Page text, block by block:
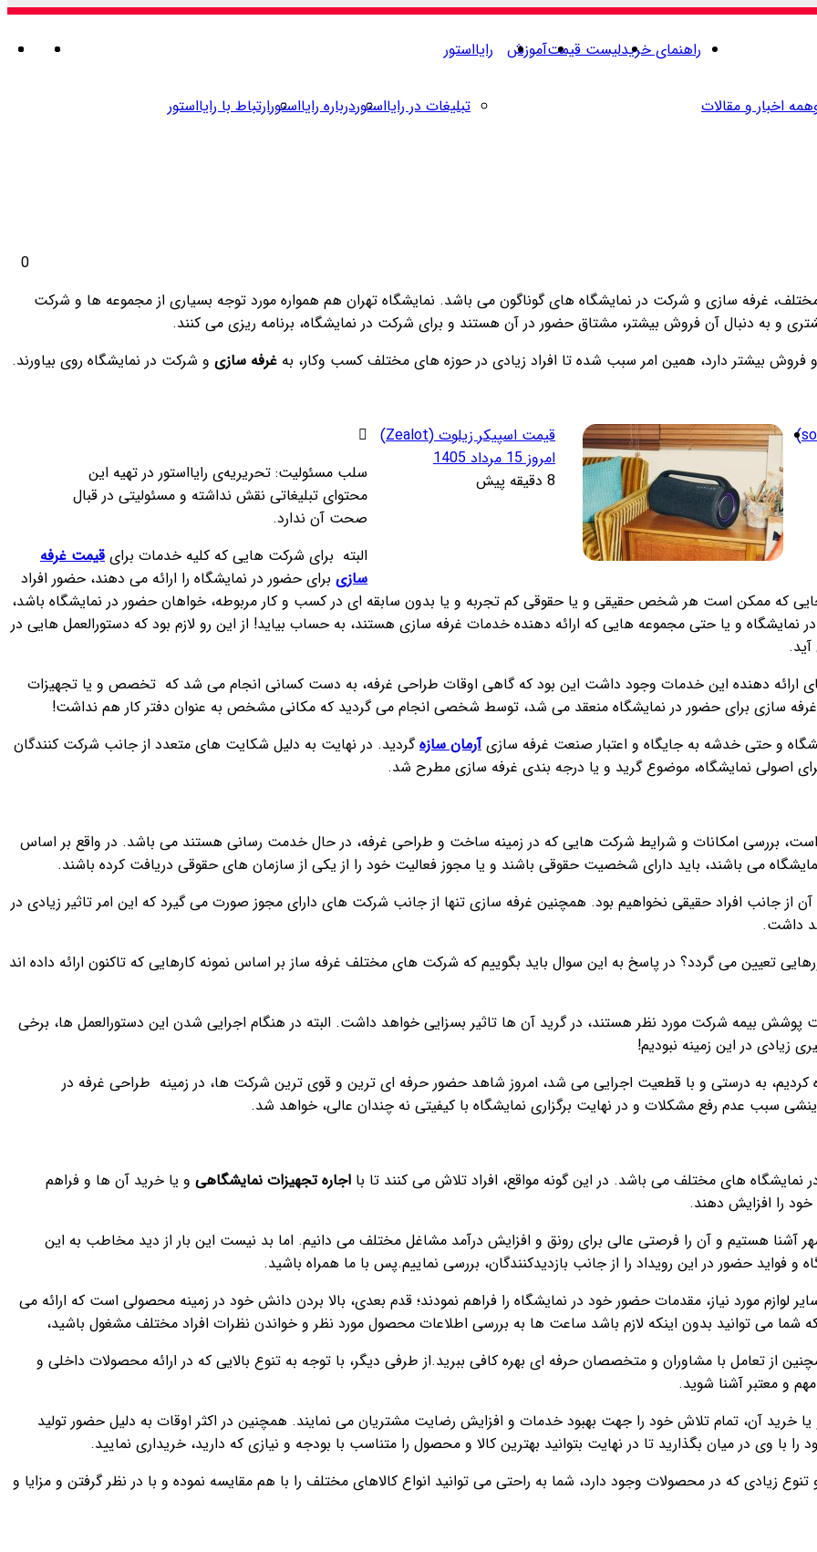
همه اخبار و مقالات
راهنمای خریدلیست قیمتآموزش رایااستور
تبلیغات در رایااستوردرباره رایااستورارتباط با رایااستور
ورود
تغییر
جستجو
0
غرفه سازی و شرکت در نمایشگاه های گوناگون می باشد. نمایشگاه تهران هم همواره مورد توجه بسیاری از مجموعه ها و شرکت
و به دنبال آن فروش بیشتر، مشتاق حضور در آن هستند و برای شرکت در نمایشگاه، برنامه ریزی می کنند.
بیشتر دارد، همین امر سبب شده تا افراد زیادی در حوزه های مختلف کسب وکار، به غرفه سازی و شرکت در نمایشگاه روی بیاورند.
قیمت هدفون سونی (sony)
قیمت اسپیکر زیلوت (Zealot)
امروز 15 مرداد 1405
8 دقیقه پیش
سلب‌ مسئولیت: تحریریه‌ی رایااستور در تهیه‌ این
محتوای تبلیغاتی نقش نداشته و مسئولیتی در قبال
صحت آن ندارد.
البته برای شرکت هایی که کلیه خدمات برای قیمت غرفه
سازی برای حضور در نمایشگاه را ارائه می دهند، حضور افراد
که ممکن است هر شخص حقیقی و یا حقوقی کم تجربه و یا بدون سابقه ای در کسب و کار مربوطه، خواهان حضور در نمایشگاه باشد،
نمایشگاه و یا حتی مجموعه هایی که ارائه دهنده خدمات غرفه سازی هستند، به حساب بیاید! از این رو لازم بود که دستورالعمل هایی در
ارائه دهنده این خدمات وجود داشت این بود که گاهی اوقات طراحی غرفه، به دست کسانی انجام می شد که تخصص و یا تجهیزات
غرفه سازی برای حضور در نمایشگاه منعقد می شد، توسط شخصی انجام می گردید که مکانی مشخص به عنوان دفتر کار هم نداشت!
و حتی خدشه به جایگاه و اعتبار صنعت غرفه سازیآرمان سازهگردید. در نهایت به دلیل شکایت های متعدد از جانب شرکت کنندگان
اصولی نمایشگاه، موضوع گرید و یا درجه بندی غرفه سازی مطرح شد.
بررسی امکانات و شرایط شرکت هایی که در زمینه ساخت و طراحی غرفه، در حال خدمت رسانی هستند می باشد. در واقع بر اساس
می باشند، باید دارای شخصیت حقوقی باشند و یا مجوز فعالیت خود را از یکی از سازمان های حقوقی دریافت کرده باشند.
از جانب افراد حقیقی نخواهیم بود. همچنین غرفه سازی تنها از جانب شرکت های دارای مجوز صورت می گیرد که این امر تاثیر زیادی در
داشت.
تعیین می گردد؟ در پاسخ به این سوال باید بگوییم که شرکت های مختلف غرفه ساز بر اساس نمونه کارهایی که تاکنون ارائه داده اند
پوشش بیمه شرکت مورد نظر هستند، در گرید آن ها تاثیر بسزایی خواهد داشت. البته در هنگام اجرایی شدن این دستورالعمل ها، برخی
در این زمینه نبودیم!
کردیم، به درستی و با قطعیت اجرایی می شد، امروز شاهد حضور حرفه ای ترین و قوی ترین شرکت ها، در زمینه طراحی غرفه در
سبب عدم رفع مشکلات و در نهایت برگزاری نمایشگاه با کیفیتی نه چندان عالی، خواهد شد.
های مختلف می باشد. در این گونه مواقع، افراد تلاش می کنند تا با اجاره تجهیزات نمایشگاهی و یا خرید آن ها و فراهم
را افزایش دهند.
هستیم و آن را فرصتی عالی برای رونق و افزایش درآمد مشاغل مختلف می دانیم. اما بد نیست این بار از دید مخاطب به این
فواید حضور در این رویداد را از جانب بازدیدکنندگان، بررسی نماییم.پس با ما همراه باشید.
مورد نیاز، مقدمات حضور خود در نمایشگاه را فراهم نمودند؛ قدم بعدی، بالا بردن دانش خود در زمینه محصولی است که ارائه می
شما می توانید بدون اینکه لازم باشد ساعت ها به بررسی اطلاعات محصول مورد نظر و خواندن نظرات افراد مختلف مشغول باشید،
از تعامل با مشاوران و متخصصان حرفه ای بهره کافی ببرید.از طرفی دیگر، با توجه به تنوع بالایی که در ارائه محصولات داخلی و
و معتبر آشنا شوید.
یا خرید آن، تمام تلاش خود را جهت بهبود خدمات و افزایش رضایت مشتریان می نمایند. همچنین در اکثر اوقات به دلیل حضور تولید
با وی در میان بگذارید تا در نهایت بتوانید بهترین کالا و محصول را متناسب با بودجه و نیازی که دارید، خریداری نمایید.
زیادی که در محصولات وجود دارد، شما به راحتی می توانید انواع کالاهای مختلف را با هم مقایسه نموده و با در نظر گرفتن و مزایا و